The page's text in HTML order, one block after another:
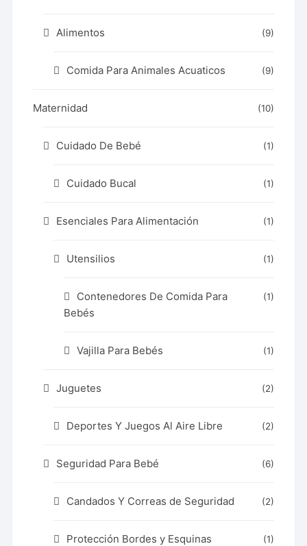
Alimentos (9)
Comida Para Animales Acuaticos (9)
Maternidad (10)
Cuidado De Bebé (1)
Cuidado Bucal (1)
Esenciales Para Alimentación (1)
Utensilios (1)
Contenedores De Comida Para
Bebés
(1)
Vajilla Para Bebés (1)
Juguetes (2)
Deportes Y Juegos Al Aire Libre (2)
Seguridad Para Bebé (6)
Candados Y Correas de Seguridad (2)
Protección Bordes y Esquinas (1)